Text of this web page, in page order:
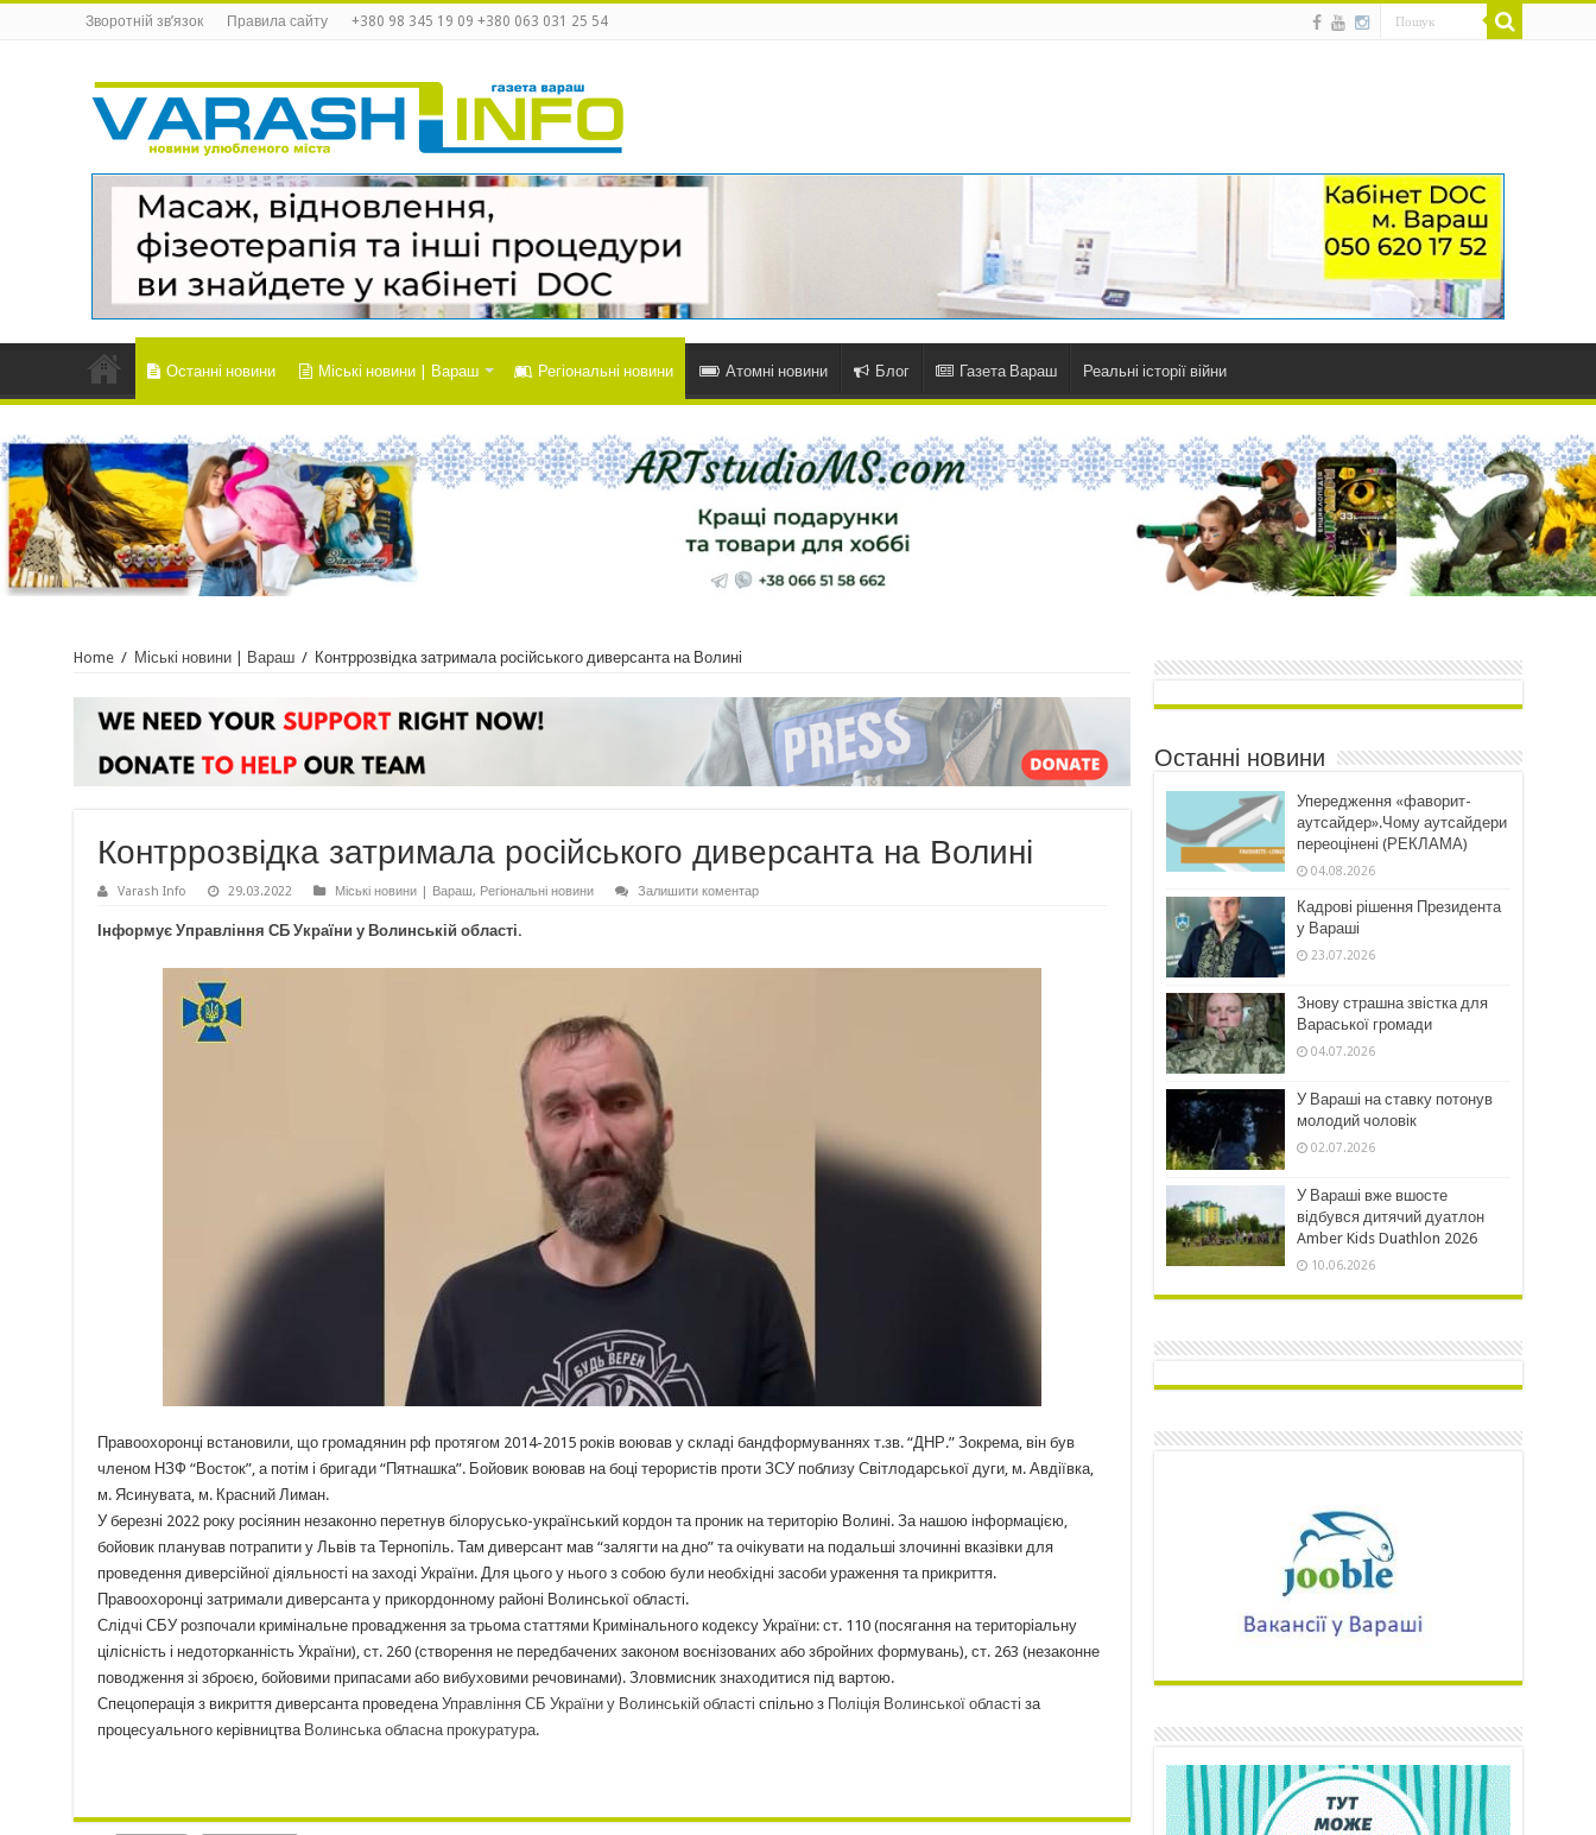
Зворотній зв’язок Правила сайту +380 98 345 19 09 +380 063 031 25 54
Останні новини Міські новини | Вараш Регіональні новини Атомні новини Блог Газета Вараш Реальні історії війни
Home / Міські новини | Вараш / Контррозвідка затримала російського диверсанта на Волині
Контррозвідка затримала російського диверсанта на Волині
Varash Info 29.03.2022 Міські новини | Вараш, Регіональні новини Залишити коментар
Інформує Управління СБ України у Волинській області.
Правоохоронці встановили, що громадянин рф протягом 2014-2015 років воював у складі бандформуваннях т.зв. “ДНР.” Зокрема, він був
членом НЗФ “Восток”, а потім і бригади “Пятнашка”. Бойовик воював на боці терористів проти ЗСУ поблизу Світлодарської дуги, м. Авдіївка,
м. Ясинувата, м. Красний Лиман.
У березні 2022 року росіянин незаконно перетнув білорусько-український кордон та проник на територію Волині. За нашою інформацією,
бойовик планував потрапити у Львів та Тернопіль. Там диверсант мав “залягти на дно” та очікувати на подальші злочинні вказівки для
проведення диверсійної діяльності на заході України. Для цього у нього з собою були необхідні засоби ураження та прикриття.
Правоохоронці затримали диверсанта у прикордонному районі Волинської області.
Слідчі СБУ розпочали кримінальне провадження за трьома статтями Кримінального кодексу України: ст. 110 (посягання на територіальну
цілісність і недоторканність України), ст. 260 (створення не передбачених законом воєнізованих або збройних формувань), ст. 263 (незаконне
поводження зі зброєю, бойовими припасами або вибуховими речовинами). Зловмисник знаходитися під вартою.
Спецоперація з викриття диверсанта проведенаУправління СБ України у Волинській області спільно з Поліція Волинської області за
процесуального керівництва Волинська обласна прокуратура.
Останні новини
Упередження «фаворит-
аутсайдер».Чому аутсайдери
переоцінені (РЕКЛАМА)
04.08.2026
Кадрові рішення Президента
у Вараші
23.07.2026
Знову страшна звістка для
Вараської громади
04.07.2026
У Вараші на ставку потонув
молодий чоловік
02.07.2026
У Вараші вже вшосте
відбувся дитячий дуатлон
Amber Kids Duathlon 2026
10.06.2026